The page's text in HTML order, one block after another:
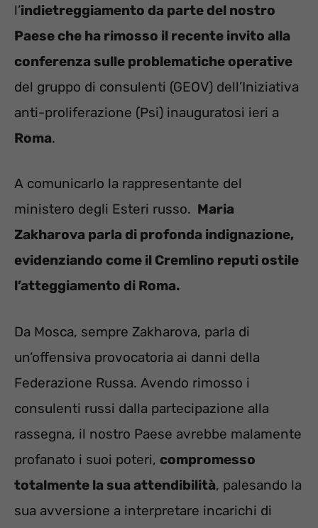
l’indietreggiamento da parte del nostro
Paese che ha rimosso il recente invito alla
conferenza sulle problematiche operative
del gruppo di consulenti (GEOV) dell’Iniziativa
anti-proliferazione (Psi) inauguratosi ieri a
Roma.
A comunicarlo la rappresentante del
ministero degli Esteri russo. Maria
Zakharova parla di profonda indignazione,
evidenziando come il Cremlino reputi ostile
l’atteggiamento di Roma.
Da Mosca, sempre Zakharova, parla di
un’offensiva provocatoria ai danni della
Federazione Russa. Avendo rimosso i
consulenti russi dalla partecipazione alla
rassegna, il nostro Paese avrebbe malamente
profanato i suoi poteri, compromesso
totalmente la sua attendibilità, palesando la
sua avversione a interpretare incarichi di